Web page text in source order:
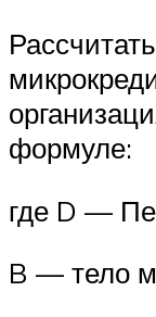
формуле:
где D —
B — тело